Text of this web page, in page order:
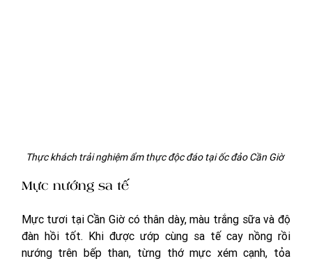
Thực khách trải nghiệm ẩm thực độc đáo tại ốc đảo Cần Giờ
Mực nướng sa tế
Mực tươi tại Cần Giờ có thân dày, màu trắng sữa và độ
đàn hồi tốt. Khi được ướp cùng sa tế cay nồng rồi
nướng trên bếp than, từng thớ mực xém cạnh, tỏa